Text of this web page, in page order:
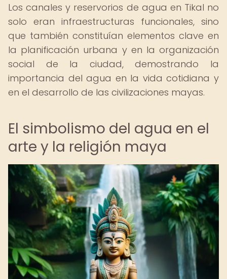
Los canales y reservorios de agua en Tikal no
solo eran infraestructuras funcionales, sino
que también constituían elementos clave en
la planificación urbana y en la organización
social de la ciudad, demostrando la
importancia del agua en la vida cotidiana y
en el desarrollo de las civilizaciones mayas.
El simbolismo del agua en el
arte y la religión maya